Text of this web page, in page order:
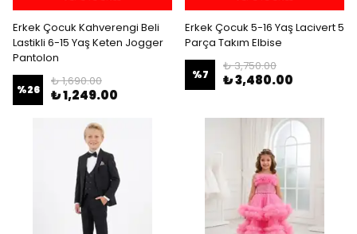
Erkek Çocuk Kahverengi Beli
Lastikli 6-15 Yaş Keten Jogger
Pantolon
%26
₺ 1,690.00
₺ 1,249.00
Erkek Çocuk 5-16 Yaş Lacivert 5
Parça Takım Elbise
%7
₺ 3,750.00
₺ 3,480.00